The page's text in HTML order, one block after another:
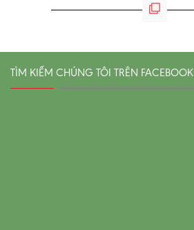
TÌM KIẾM CHÚNG TÔI TRÊN FACEBOOK